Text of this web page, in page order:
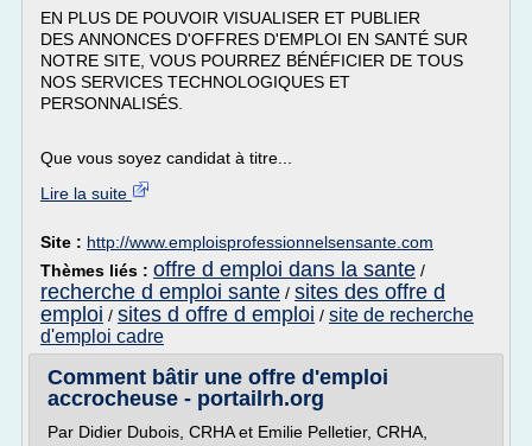
EN PLUS DE POUVOIR VISUALISER ET PUBLIER
DES ANNONCES D'OFFRES D'EMPLOI EN SANTÉ SUR
NOTRE SITE, VOUS POURREZ BÉNÉFICIER DE TOUS
NOS SERVICES TECHNOLOGIQUES ET
PERSONNALISÉS.
Que vous soyez candidat à titre...
Lire la suite
Site : http://www.emploisprofessionnelsensante.com
Thèmes liés : offre d emploi dans la sante /
recherche d emploi sante / sites des offre d
emploi / sites d offre d emploi / site de recherche
d'emploi cadre
Comment bâtir une offre d'emploi
accrocheuse - portailrh.org
Par Didier Dubois, CRHA et Emilie Pelletier, CRHA,